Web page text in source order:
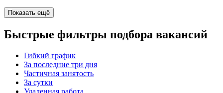
Показать ещё
Быстрые фильтры подбора вакансий
Гибкий график
За последние три дня
Частичная занятость
За сутки
Удаленная работа